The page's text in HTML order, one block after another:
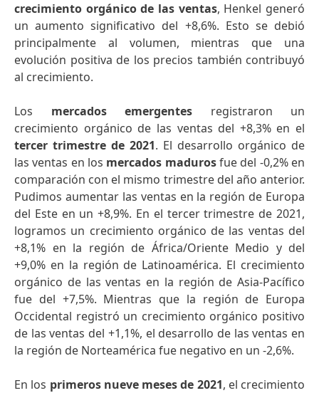
crecimiento orgánico de las ventas, Henkel generó
un aumento significativo del +8,6%. Esto se debió
principalmente al volumen, mientras que una
evolución positiva de los precios también contribuyó
al crecimiento.
Los mercados emergentes registraron un
crecimiento orgánico de las ventas del +8,3% en el
tercer trimestre de 2021. El desarrollo orgánico de
las ventas en los mercados madurosfue del -0,2% en
comparación con el mismo trimestre del año anterior.
Pudimos aumentar las ventas en la región de Europa
del Este en un +8,9%. En el tercer trimestre de 2021,
logramos un crecimiento orgánico de las ventas del
+8,1% en la región de África/Oriente Medio y del
+9,0% en la región de Latinoamérica. El crecimiento
orgánico de las ventas en la región de Asia-Pacífico
fue del +7,5%. Mientras que la región de Europa
Occidental registró un crecimiento orgánico positivo
de las ventas del +1,1%, el desarrollo de las ventas en
la región de Norteamérica fue negativo en un -2,6%.
En los primeros nueve meses de 2021, el crecimiento